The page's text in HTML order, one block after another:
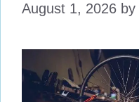
August 1, 2026 by